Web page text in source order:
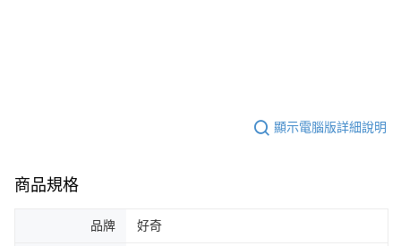
顯示電腦版詳細說明
商品規格
品牌 好奇